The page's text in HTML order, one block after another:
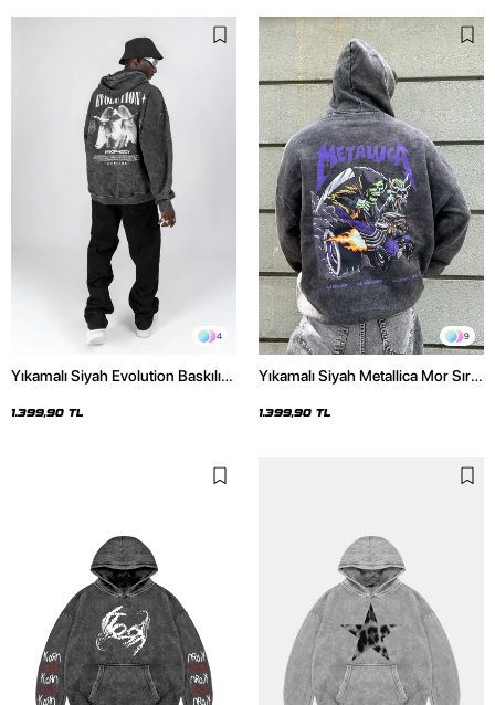
4
Yıkamalı Siyah Evolution Baskılı
Hoodie
1.399,90 TL
9
Yıkamalı Siyah Metallica Mor Sırt
Hoodie
1.399,90 TL